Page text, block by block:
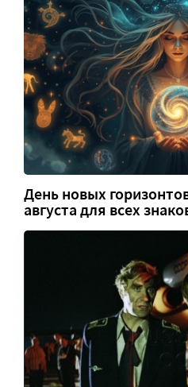
День новых
августа для всех